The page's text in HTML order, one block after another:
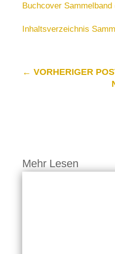
Buchcover Sammelband
Inhaltsverzeichnis
← VORHERIGER
Mehr Lesen